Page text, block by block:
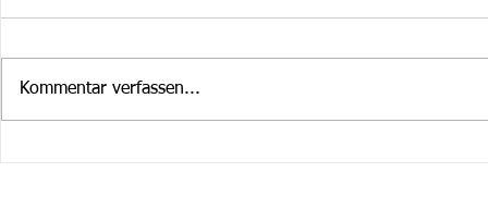
Kommentar verfassen...